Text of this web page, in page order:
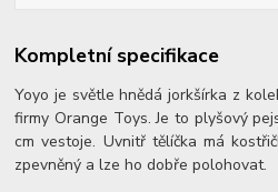
Kompletní specifikace
Yoyo je světle hnědá jorkšírka z
firmy Orange Toys. Je to plyšový
cm vestoje. Uvnitř tělíčka má
zpevněný a lze ho dobře polohovat.